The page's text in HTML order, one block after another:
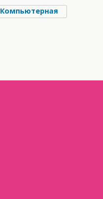
Компьютерная